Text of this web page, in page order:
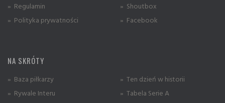
» Regulamin
» Polityka prywatności
» Shoutbox
» Facebook
NA SKRÓTY
» Baza piłkarzy
» Rywale Interu
» Ten dzień w historii
» Tabela Serie A